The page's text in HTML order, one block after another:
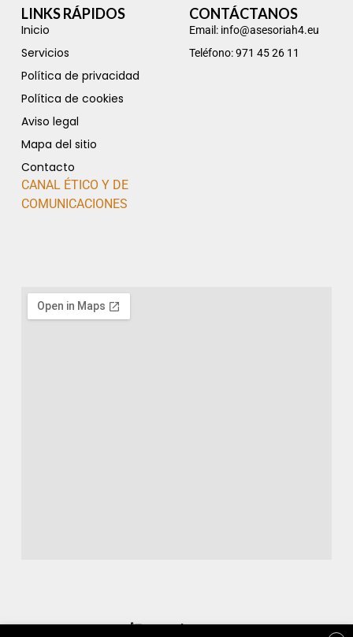
LINKS RÁPIDOS
Inicio
Servicios
Política de privacidad
Política de cookies
Aviso legal
Mapa del sitio
Contacto
CANAL ÉTICO Y DE
COMUNICACIONES
CONTÁCTANOS
Email: info@asesoriah4.eu
Teléfono: 971 45 26 11